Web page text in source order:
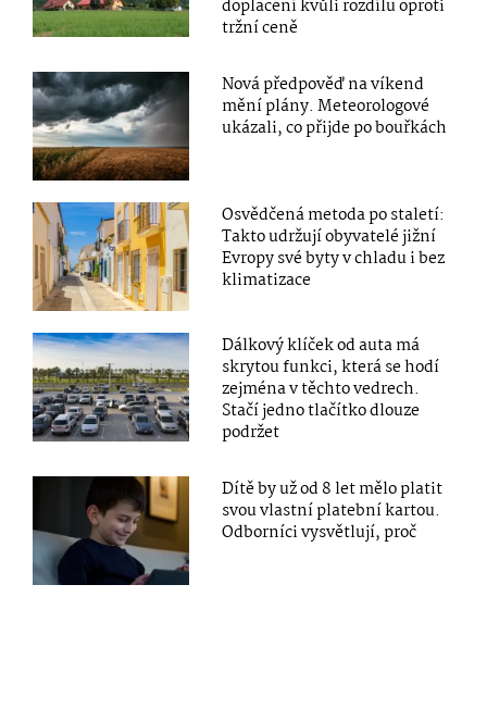
doplacení kvůli rozdílu oproti
tržní ceně
Nová předpověď na víkend
mění plány. Meteorologové
ukázali, co přijde po bouřkách
Osvědčená metoda po staletí:
Takto udržují obyvatelé jižní
Evropy své byty v chladu i bez
klimatizace
Dálkový klíček od auta má
skrytou funkci, která se hodí
zejména v těchto vedrech.
Stačí jedno tlačítko dlouze
podržet
Dítě by už od 8 let mělo platit
svou vlastní platební kartou.
Odborníci vysvětlují, proč